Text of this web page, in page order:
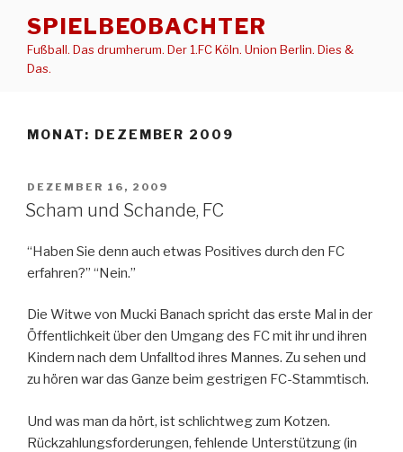
Inhalt
springen
SPIELBEOBACHTER
Fußball. Das drumherum. Der 1.FC Köln. Union Berlin. Dies &
Das.
MONAT: DEZEMBER 2009
VERÖFFENTLICHT
AM
DEZEMBER 16, 2009
Scham und Schande, FC
“Haben Sie denn auch etwas Positives durch den FC
erfahren?” “Nein.”
Die Witwe von Mucki Banach spricht das erste Mal in der
Öffentlichkeit über den Umgang des FC mit ihr und ihren
Kindern nach dem Unfalltod ihres Mannes. Zu sehen und
zu hören war das Ganze beim gestrigen FC-Stammtisch.
Und was man da hört, ist schlichtweg zum Kotzen.
Rückzahlungsforderungen, fehlende Unterstützung (in